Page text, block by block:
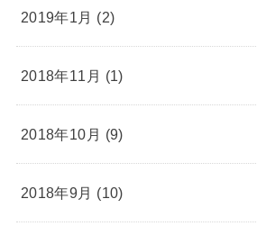
2019年1月 (2)
2018年11月 (1)
2018年10月 (9)
2018年9月 (10)